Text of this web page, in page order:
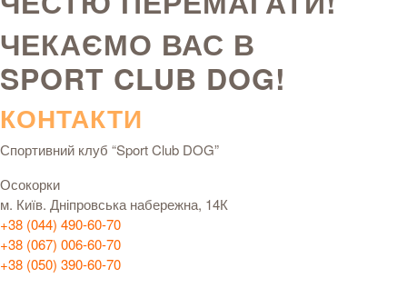
ЧЕКАЄМО ВАС В
SPORT CLUB DOG!
КОНТАКТИ
Спортивний клуб “Sport Club DOG”
Осокорки
м. Київ. Дніпровська набережна, 14К
+38 (044) 490-60-70
+38 (067) 006-60-70
+38 (050) 390-60-70